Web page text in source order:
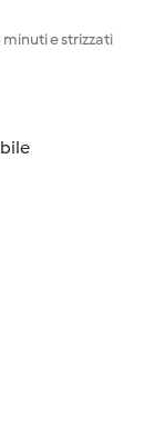
e strizzati